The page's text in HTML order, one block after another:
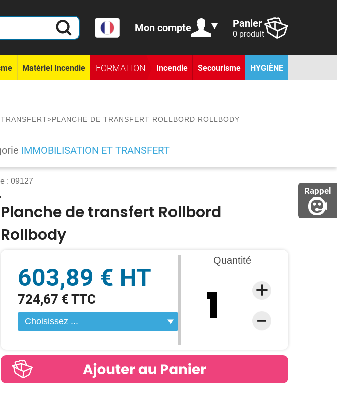
Rappel
Mon compte Panier
0 produit
Matériel Incendie FORMATION Incendie Secourisme HYGIÈNE
>PLANCHE DE TRANSFERT ROLLBORD ROLLBODY
IMMOBILISATION ET TRANSFERT
: 09127
Planche de transfert Rollbord
Rollbody
603,89 € HT
724,67 € TTC
Quantité